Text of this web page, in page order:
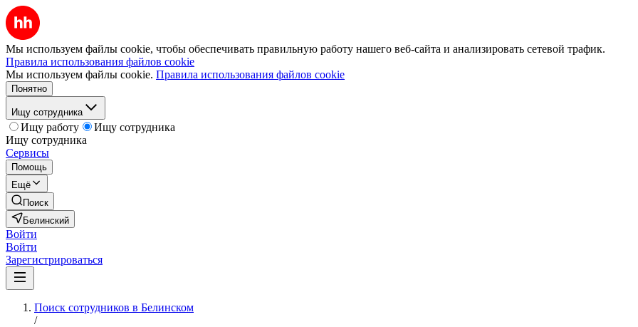
Мы используем файлы cookie, чтобы обеспечивать правильную работу нашего веб-сайта и анализировать сетевой трафик.
Правила использования файлов cookie
Мы используем файлы cookie. Правила использования файлов cookie
Понятно
Ищу сотрудника
Ищу работу
Ищу сотрудника
Ищу сотрудника
Сервисы
Помощь
Ещё
Поиск
Белинский
Войти
Войти
Зарегистрироваться
Поиск сотрудников в Белинском
/